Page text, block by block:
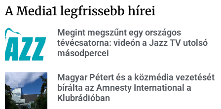
A Media1 legfrissebb hírei
Megint megszűnt egy országos
tévécsatorna: videón a Jazz TV utolsó
másodpercei
Magyar Pétert és a közmédia vezetését
bírálta az Amnesty International a
Klubrádióban